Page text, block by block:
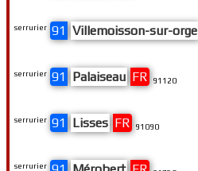
serrurier
serrurier 91 Lisses FR 91090
serrurier 91 Palaiseau FR 91120
serrurier 91 Villemoisson-sur-orge